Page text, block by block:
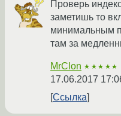
Проверь
заметишь то
минимальным
там за
MrClon ★★★★★
17.06.2017
Ссылка